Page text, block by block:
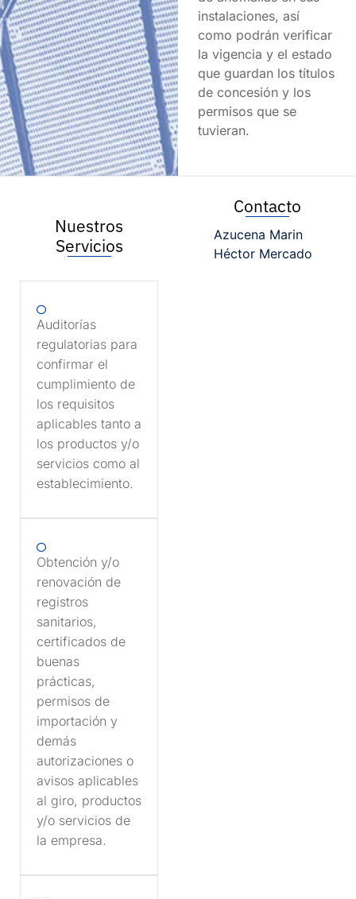
instalaciones, así
como podrán verificar
la vigencia y el estado
que guardan los títulos
de concesión y los
permisos que se
tuvieran.
Contacto
Azucena Marin
Héctor Mercado
Nuestros
Servicios
Auditorías
regulatorias para
confirmar el
cumplimiento de
los requisitos
aplicables tanto a
los productos y/o
servicios como al
establecimiento.
Obtención y/o
renovación de
registros
sanitarios,
certificados de
buenas
prácticas,
permisos de
importación y
demás
autorizaciones o
avisos aplicables
al giro, productos
y/o servicios de
la empresa.